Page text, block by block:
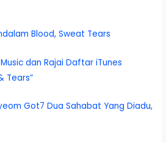
Blood, Sweat Tears
dan Rajai Daftar iTunes
Tears”
Got7 Dua Sahabat Yang Diadu,